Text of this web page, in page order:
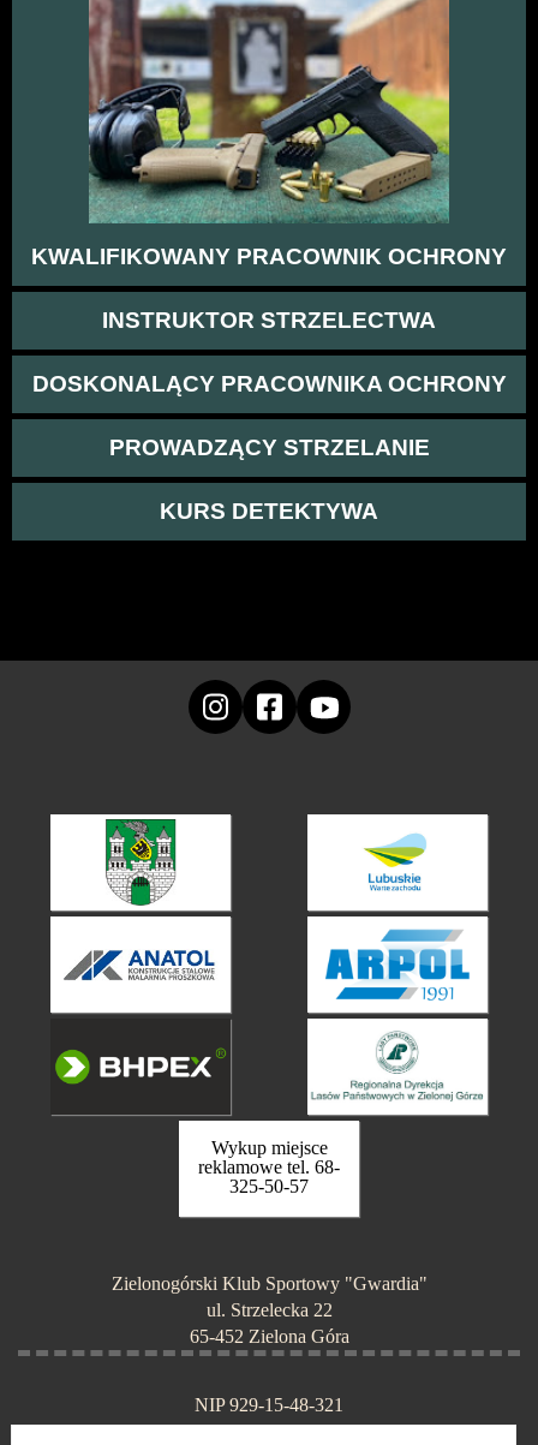
KWALIFIKOWANY PRACOWNIK OCHRONY
INSTRUKTOR STRZELECTWA
DOSKONALĄCY PRACOWNIKA OCHRONY
PROWADZĄCY STRZELANIE
KURS DETEKTYWA
Wykup miejsce
reklamowe tel. 68-
325-50-57
Zielonogórski Klub Sportowy "Gwardia"
ul. Strzelecka 22
65-452 Zielona Góra
NIP 929-15-48-321
KRS 0000075340